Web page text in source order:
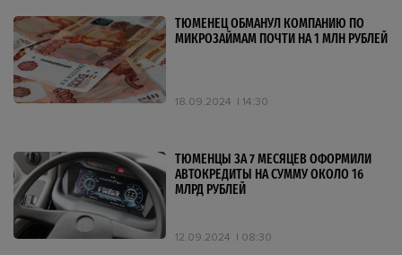
ТЮМЕНЕЦ ОБМАНУЛ КОМПАНИЮ ПО
МИКРОЗАЙМАМ ПОЧТИ НА 1 МЛН РУБЛЕЙ
18.09.2024 14:30
ТЮМЕНЦЫ ЗА 7 МЕСЯЦЕВ ОФОРМИЛИ
АВТОКРЕДИТЫ НА СУММУ ОКОЛО 16
МЛРД РУБЛЕЙ
12.09.2024 08:30